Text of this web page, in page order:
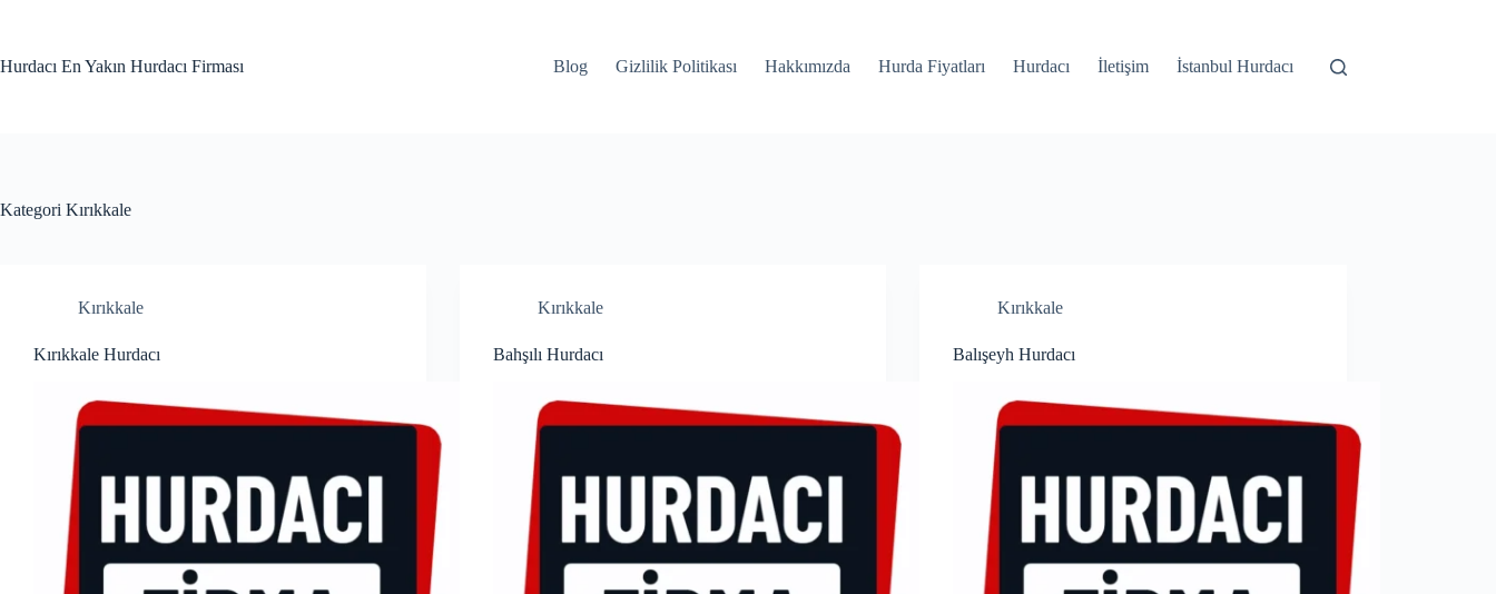
Hurdacı En Yakın Hurdacı Firması
Blog Gizlilik Politikası Hakkımızda Hurda Fiyatları Hurdacı İletişim İstanbul Hurdacı
Kategori Kırıkkale
Kırıkkale
Kırıkkale Hurdacı
Kırıkkale
Bahşılı Hurdacı
Kırıkkale
Balışeyh Hurdacı